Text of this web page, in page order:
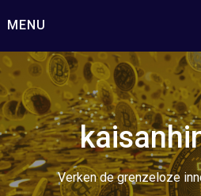
naar
inhoud
MENU
Verken de grenzeloze